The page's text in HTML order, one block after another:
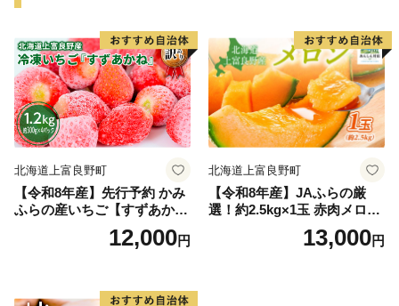
北海道上富良野町
【令和8年産】先行予約 かみ
ふらの産いちご【すずあか
ね】A品 300g×4セット 果物
12,000円
北海道上富良野町
【令和8年産】JAふらの厳
選！約2.5kg×1玉 赤肉メロン
メロン めろん 富良野メロン
果物 くだもの フルーツ 富良
13,000円